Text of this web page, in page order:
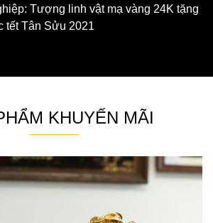
Tượng linh vật mạ vàng 24K tặng
tết Tân Sửu 2021
KHUYẾN MÃI